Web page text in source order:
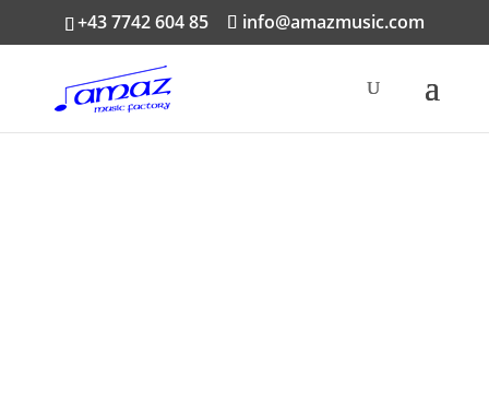
+43 7742 604 85 info@amazmusic.com